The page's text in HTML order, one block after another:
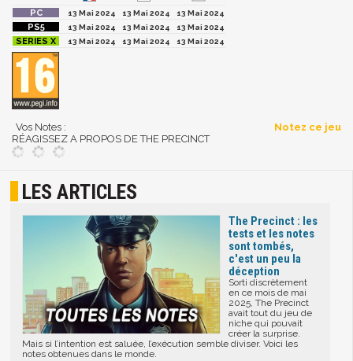
13 Mai 2024 13 Mai 2024
13 Mai 2024
13 Mai 2024
13 Mai 2024
13 Mai 2024
13 Mai 2024
13 Mai 2024 13 Mai 2024
Vos Notes :
Notez ce jeu
RÉAGISSEZ A PROPOS DE THE PRECINCT
LES ARTICLES
The Precinct : les
tests et les notes
sont tombés,
c'est un peu la
déception
Sorti discrètement
en ce mois de mai
2025, The Precinct
avait tout du jeu de
niche qui pouvait
créer la surprise.
Mais si l’intention est saluée, l’exécution semble diviser. Voici les
notes obtenues dans le monde.